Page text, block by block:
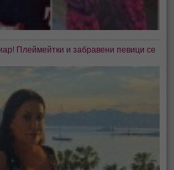
Плеймейтки и забравени певици се